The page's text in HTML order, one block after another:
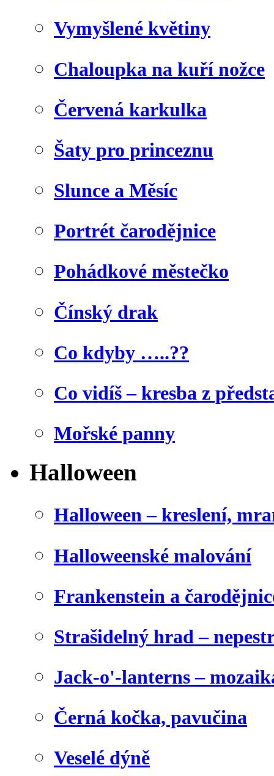
Vymyšlené květiny
Chaloupka na kuří nožce
Červená karkulka
Šaty pro princeznu
Slunce a Měsíc
Portrét čarodějnice
Pohádkové městečko
Čínský drak
Co kdyby …..??
Co vidíš – kresba z
Mořské panny
Halloween
Halloween – kreslení,
Halloweenské malování
Frankenstein a
Strašidelný hrad –
Jack-o'-lanterns –
Černá kočka, pavučina
Veselé dýně